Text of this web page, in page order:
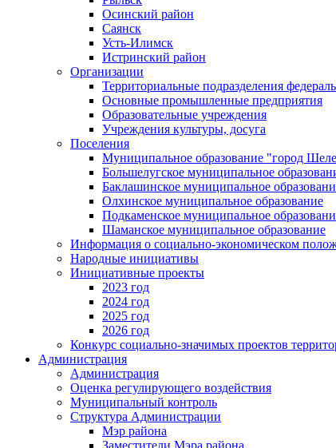
Осинский район
Саянск
Усть-Илимск
Истринский район
Организации
Территориальные подразделения
Основные промышленные предприятия
Образовательные учреждения
Учреждения культуры, досуга
Поселения
Муниципальное образование "город
Большелугское муниципальное
Баклашинское муниципальное
Олхинское муниципальное образование
Подкаменское муниципальное
Шаманское муниципальное образование
Информация о социально-экономическом
Народные инициативы
Инициативные проекты
2023 год
2024 год
2025 год
2026 год
Конкурс социально-значимых проектов
Администрация
Администрация
Оценка регулирующего воздействия
Муниципальный контроль
Структура Администрации
Мэр района
Заместители Мэра района